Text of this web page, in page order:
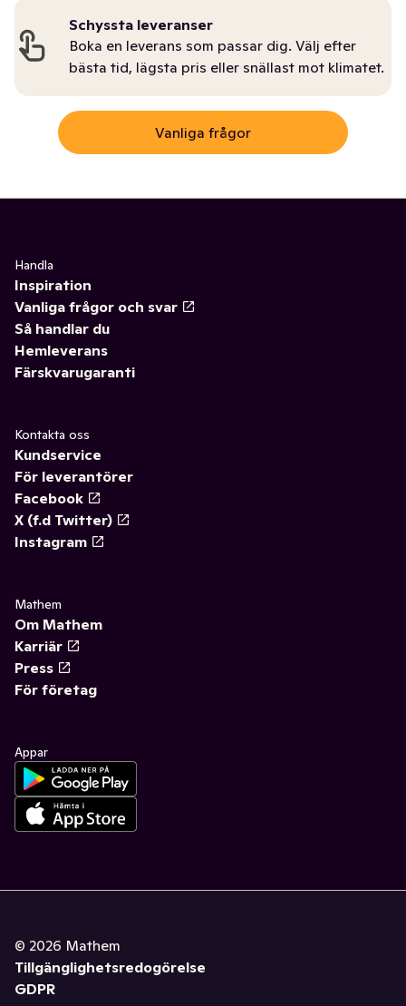
Schyssta leveranser
Boka en leverans som passar dig. Välj efter
bästa tid, lägsta pris eller snällast mot klimatet.
Vanliga frågor
Handla
Inspiration
Vanliga frågor och svar
Så handlar du
Hemleverans
Färskvarugaranti
Kontakta oss
Kundservice
För leverantörer
Facebook
X (f.d Twitter)
Instagram
Mathem
Om Mathem
Karriär
Press
För företag
Appar
© 2026 Mathem
Tillgänglighetsredogörelse
GDPR